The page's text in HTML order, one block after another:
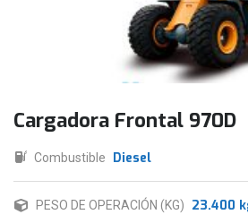
Cargadora Frontal 970D
Combustible Diesel
PESO DE OPERACIÓN (KG) 23.400